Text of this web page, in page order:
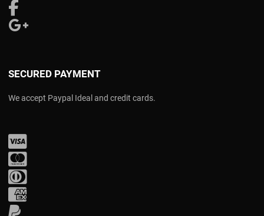
SECURED PAYMENT
We accept Paypal Ideal and credit cards.
PayPal